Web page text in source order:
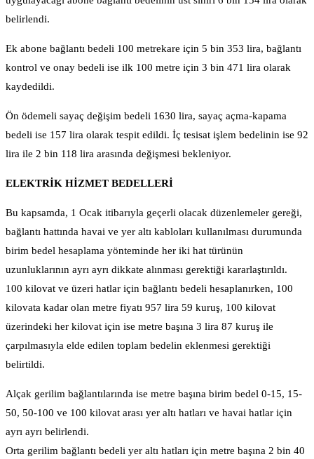
belirlendi.
Ek abone bağlantı bedeli 100 metrekare için 5 bin 353 lira, bağlantı
kontrol ve onay bedeli ise ilk 100 metre için 3 bin 471 lira olarak
kaydedildi.
Ön ödemeli sayaç değişim bedeli 1630 lira, sayaç açma-kapama
bedeli ise 157 lira olarak tespit edildi. İç tesisat işlem bedelinin ise 92
lira ile 2 bin 118 lira arasında değişmesi bekleniyor.
ELEKTRİK HİZMET BEDELLERİ
Bu kapsamda, 1 Ocak itibarıyla geçerli olacak düzenlemeler gereği,
bağlantı hattında havai ve yer altı kabloları kullanılması durumunda
birim bedel hesaplama yönteminde her iki hat türünün
uzunluklarının ayrı ayrı dikkate alınması gerektiği kararlaştırıldı.
100 kilovat ve üzeri hatlar için bağlantı bedeli hesaplanırken, 100
kilovata kadar olan metre fiyatı 957 lira 59 kuruş, 100 kilovat
üzerindeki her kilovat için ise metre başına 3 lira 87 kuruş ile
çarpılmasıyla elde edilen toplam bedelin eklenmesi gerektiği
belirtildi.
Alçak gerilim bağlantılarında ise metre başına birim bedel 0-15, 15-
50, 50-100 ve 100 kilovat arası yer altı hatları ve havai hatlar için
ayrı ayrı belirlendi.
Orta gerilim bağlantı bedeli yer altı hatları için metre başına 2 bin 40